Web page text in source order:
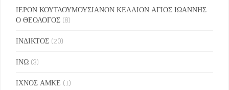
ΙΕΡΟΝ ΚΟΥΤΛΟΥΜΟΥΣΙΑΝΟΝ ΚΕΛΛΙΟΝ ΑΓΙΟΣ ΙΩΑΝΝΗΣ
Ο ΘΕΟΛΟΓΟΣ (8)
ΙΝΔΙΚΤΟΣ (20)
ΙΝΩ (3)
ΙΧΝΟΣ ΑΜΚΕ (1)